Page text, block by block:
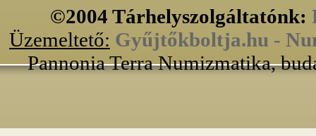
©2004 Tárhelyszolgáltatónk:
Üzemeltető: Gyűjtőkboltja.hu -
Pannonia Terra Numizmatika,